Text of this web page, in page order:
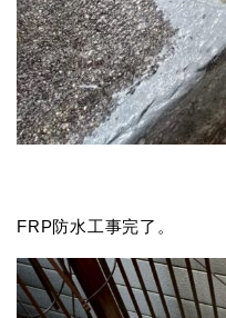
FRP防水工事完了。